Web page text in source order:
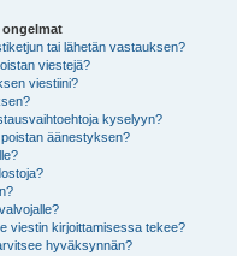
ongelmat
tai lähetän vastauksen?
viestejä?
viestiini?
kyselyyn?
äänestyksen?
viestin kirjoittamisessa tekee?
hyväksynnän?